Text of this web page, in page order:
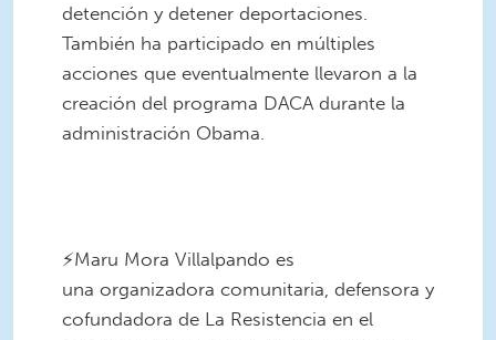
detención y detener deportaciones.
También ha participado en múltiples
acciones que eventualmente llevaron a la
creación del programa DACA durante la
administración Obama.
⚡️Maru Mora Villalpando es
una organizadora comunitaria, defensora y
cofundadora de La Resistencia en el